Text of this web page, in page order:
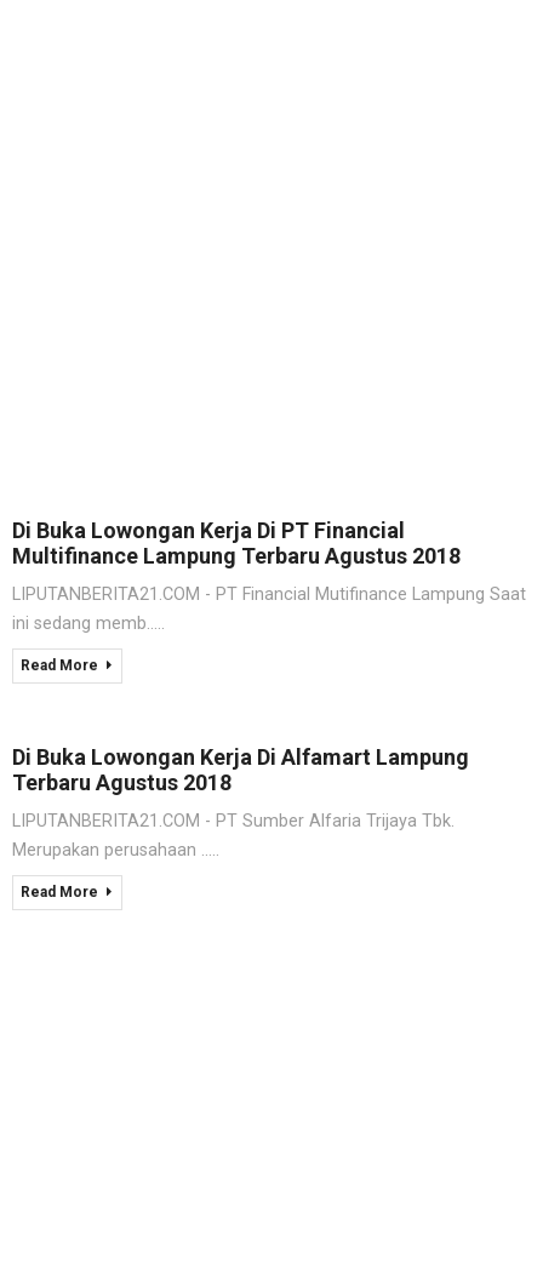
Di Buka Lowongan Kerja Di PT Financial
Multifinance Lampung Terbaru Agustus 2018
LIPUTANBERITA21.COM - PT Financial Mutifinance Lampung Saat
ini sedang memb.....
Read More
Di Buka Lowongan Kerja Di Alfamart Lampung
Terbaru Agustus 2018
LIPUTANBERITA21.COM - PT Sumber Alfaria Trijaya Tbk.
Merupakan perusahaan .....
Read More